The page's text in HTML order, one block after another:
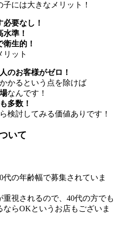
には大きなメリット！
必要なし！
水準！
衛生的！
のお客様がゼロ！
かるという点を除けば
なんです！
多数！
検討してみる価値ありです！
いて
代の年齢幅で募集されていま
視されるので、40代の方でも
ならOKというお店もございま